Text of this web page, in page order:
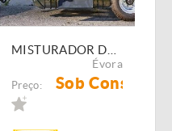
Évora
Preço: Sob Consulta